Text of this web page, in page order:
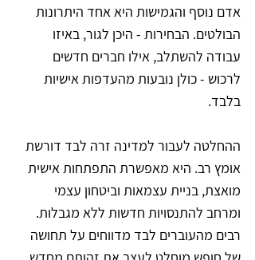
אדם נוסף והגמישות היא אחד היתרונות
הבולטים. הבחירות - היכן לגור, באיזו
עבודה להשתלב, אילו חברים חדשים
לרכוש - כולן נובעות מהעדפות אישיות
בלבד.
ההחלטה לעבור למדינה זרה לבד דורשת
אומץ רב. היא מאפשרת התפתחות אישית
מואצת, בניית עצמאות וביטחון עצמי
ומרחב להתנסויות חדשות ללא מגבלות.
רבים מהעוברים לבד מדווחים על תחושה